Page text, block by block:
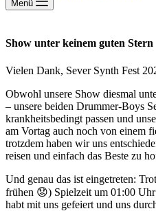
Menü
Show unter keinem guten Stern
Vielen Dank, Sever Synth Fest
Obwohl unsere Show diesmal
– unsere beiden Drummer-Boys
krankheitsbedingt passen und
am Vortag auch noch von einem
trotzdem haben wir uns
reisen und einfach das Beste zu
Und genau das ist eingetreten:
frühen 😟) Spielzeit um 01:00
habt mit uns gefeiert und uns